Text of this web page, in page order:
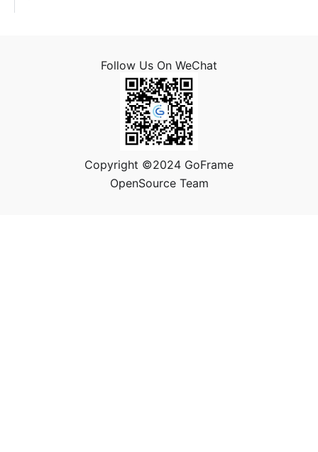
Follow Us On WeChat
Copyright ©2024 GoFrame
OpenSource Team